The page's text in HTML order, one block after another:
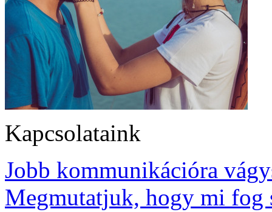
Kapcsolataink
Jobb kommunikációra
Megmutatjuk, hogy mi fog